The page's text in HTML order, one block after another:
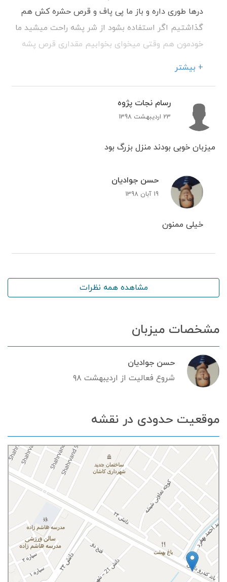
درها طوری داره و باز ما پی پاف و قرص حشره کش هم
گذاشتیم اگر استفاده بشود از شر پشه راحت میشید ما
خودمون هم وقتی میخوای بخوابیم مقداری قرص پشه
+ بیشتر
رسام نجات پژوه
23 اردیبهشت 1398
میزبان خوبی بودند منزل بزرگ بود
حسن جوادیان
19 آبان 1398
خیلی ممنون
مشاهده همه نظرات
مشخصات میزبان
حسن جوادیان
شروع فعالیت از اردیبهشت ۹۸
موقعیت حدودی در نقشه